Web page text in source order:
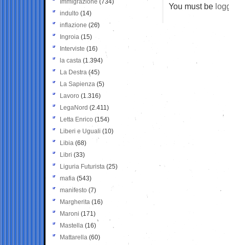
You must be
Immigrazione (734)
indulto (14)
inflazione (26)
Ingroia (15)
Interviste (16)
la casta (1.394)
La Destra (45)
La Sapienza (5)
Lavoro (1.316)
LegaNord (2.411)
Letta Enrico (154)
Liberi e Uguali (10)
Libia (68)
Libri (33)
Liguria Futurista (25)
mafia (543)
manifesto (7)
Margherita (16)
Maroni (171)
Mastella (16)
Mattarella (60)